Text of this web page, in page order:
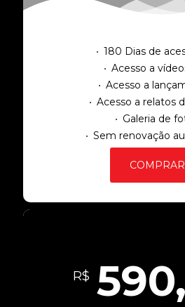
180 Dias de
Acesso a
Acesso a
Acesso a relatos
Galeria de
Sem renovação
COMPRAR
R$